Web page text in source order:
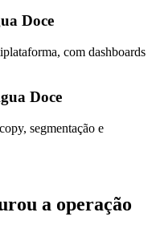
Doce
com dashboards
Doce
segmentação e
a operação